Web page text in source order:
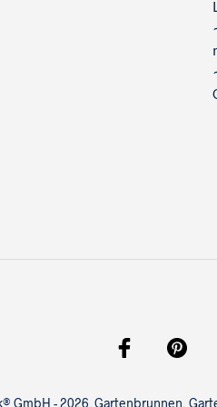
GmbH - 2026. Gartenbrunnen,